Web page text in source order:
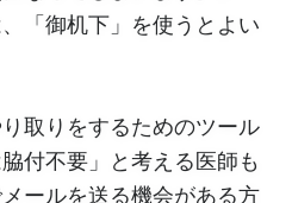
「御机下」を使うとよい
取りをするためのツール
付不要」と考える医師も
ールを送る機会がある方